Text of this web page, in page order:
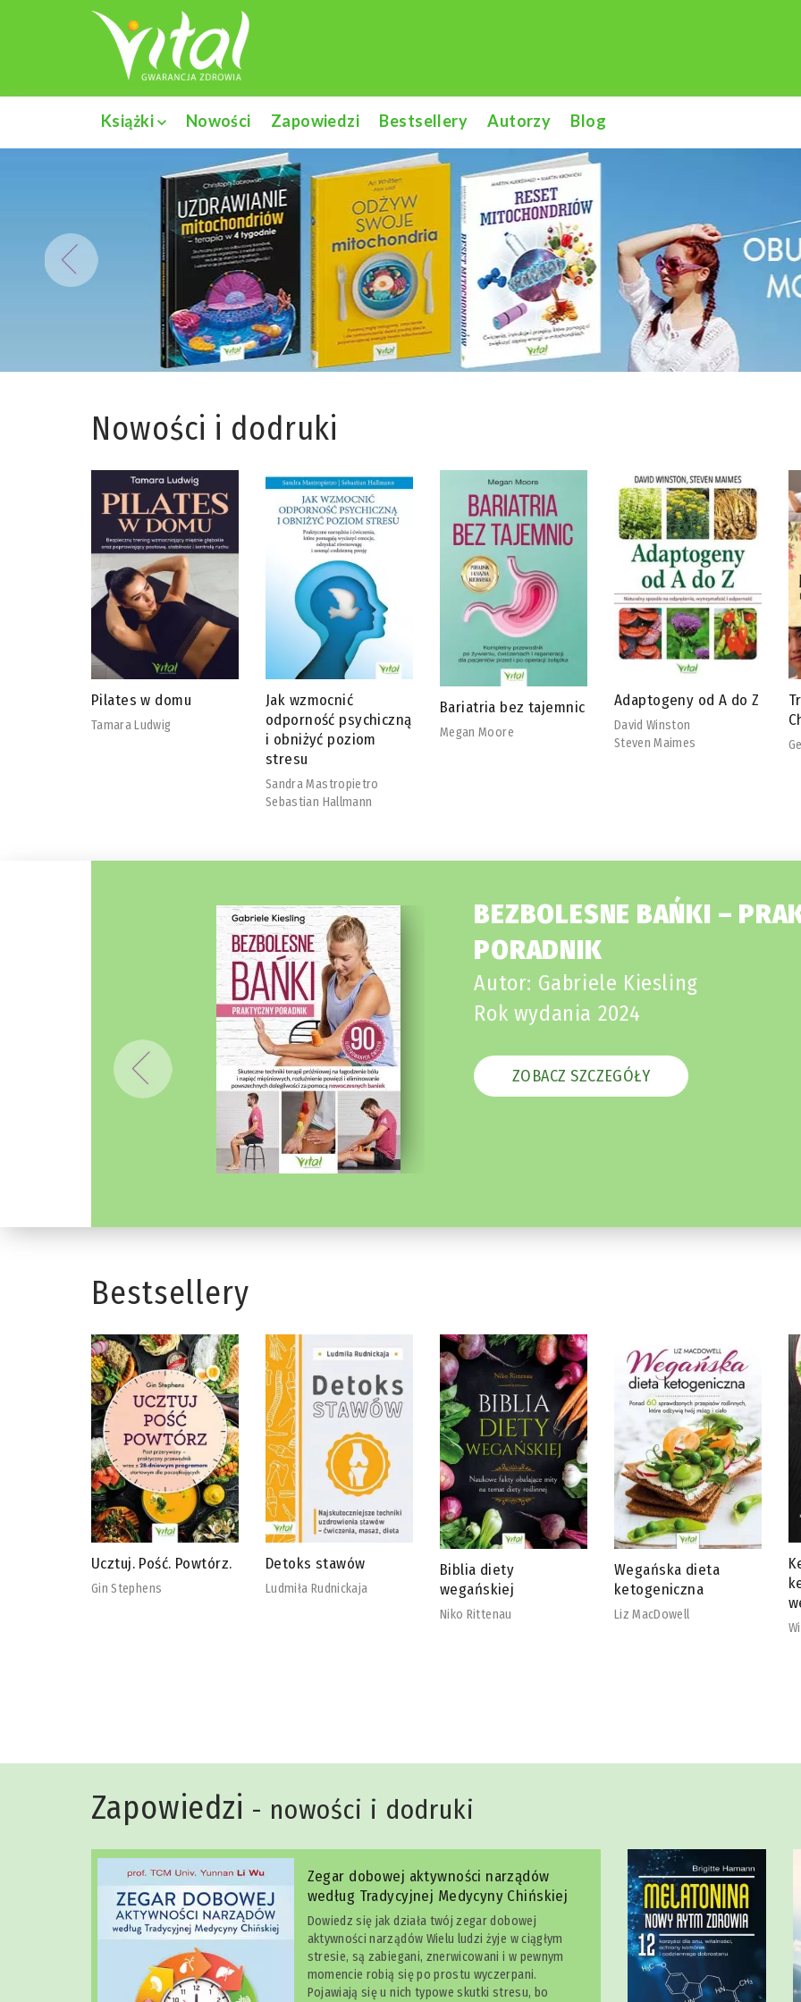
Książki Nowości Zapowiedzi Bestsellery Autorzy Blog
Nowości i dodruki
Jak wzmocnić
odporność psychiczną
Bariatria bez tajemnic
Megan Moore
Adaptogeny od A do Z
David Winston
Steven Maimes
Tradycyjna Medycyna
Chińska
Georg Weidinger
BEZBOLESNE BAŃKI –
PORADNIK
Autor: Gabriele Kiesling
Rok wydania 2024
ZOBACZ SZCZEGÓŁY
Bestsellery
Detoks stawów
Ludmiła Rudnickaja
Biblia diety
wegańskiej
Wegańska dieta
ketogeniczna
Liz MacDowell
Ketotarianin – dieta
ketogeniczna dla
wegetarian
Zapowiedzi - nowości i dodruki
Zegar dobowej aktywności narządów
według Tradycyjnej Medycyny Chińskiej
Dowiedz się jak działa twój zegar dobowej
aktywności narządów Wielu ludzi żyje w ciągłym
stresie, są zabiegani, znerwicowani i w pewnym
momencie robią się po prostu wyczerpani.
Pojawiają się u nich typowe skutki stresu, bo